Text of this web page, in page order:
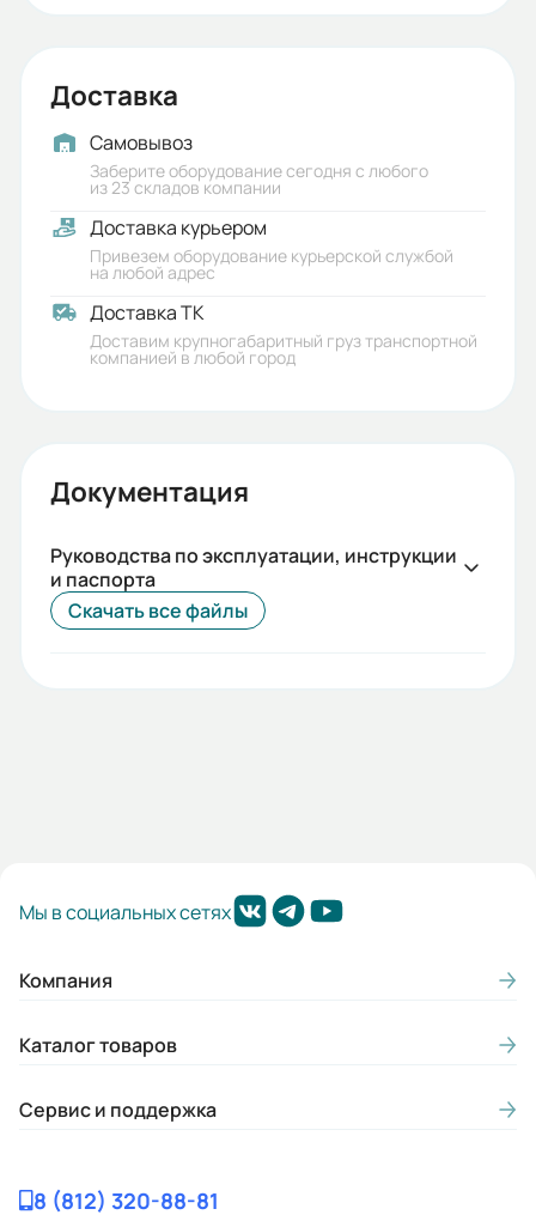
Вес (кг):
5
Габариты (ШхВхГ, м):
0.15x0.68x0.435
Доставка
Самовывоз
Заберите оборудование сегодня с любого
из 23 складов компании
Доставка курьером
Привезем оборудование курьерской службой
на любой адрес
Доставка ТК
Доставим крупногабаритный груз транспортной
компанией в любой город
Документация
Руководства по эксплуатации, инструкции
и паспорта
Скачать все файлы
Мы в социальных сетях
Компания
Каталог товаров
Сервис и поддержка
8 (812) 320-88-81